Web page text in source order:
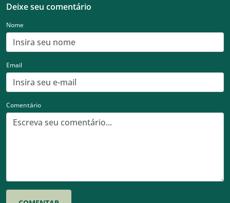
Deixe seu comentário
Nome
Email
Comentário